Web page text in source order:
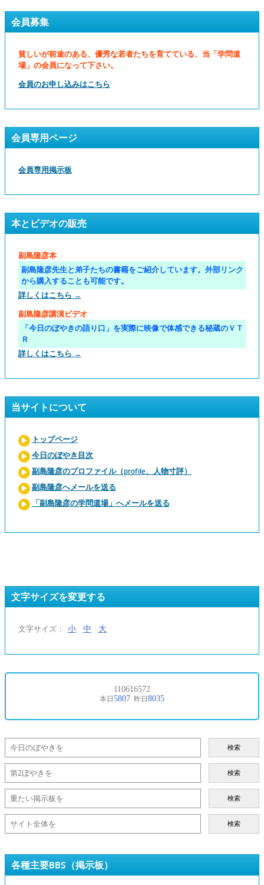
会員募集
貧しいが前途のある、優秀な若者たちを育てている、当「学問道
場」の会員になって下さい。
会員のお申し込みはこちら
会員専用ページ
会員専用掲示板
本とビデオの販売
副島隆彦本
副島隆彦先生と弟子たちの書籍をご紹介しています。外部リンク
から購入することも可能です。
詳しくはこちら →
副島隆彦講演ビデオ
「今日のぼやきの語り口」を実際に映像で体感できる秘蔵のＶＴ
Ｒ
詳しくはこちら →
当サイトについて
トップページ
今日のぼやき目次
副島隆彦のプロファイル（profile、人物寸評）
副島隆彦へメールを送る
「副島隆彦の学問道場」へメールを送る
文字サイズを変更する
文字サイズ： 小 中 大
検索
検索
検索
検索
各種主要BBS（掲示板）